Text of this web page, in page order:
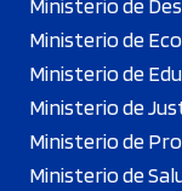
Ministerio de
Ministerio de
Ministerio de
Ministerio de
Ministerio de
Ministerio de